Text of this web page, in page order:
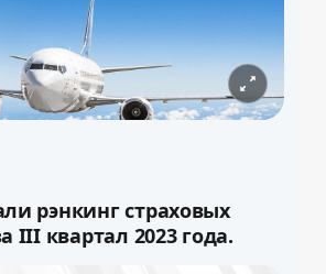
рэнкинг страховых
III квартал 2023 года.